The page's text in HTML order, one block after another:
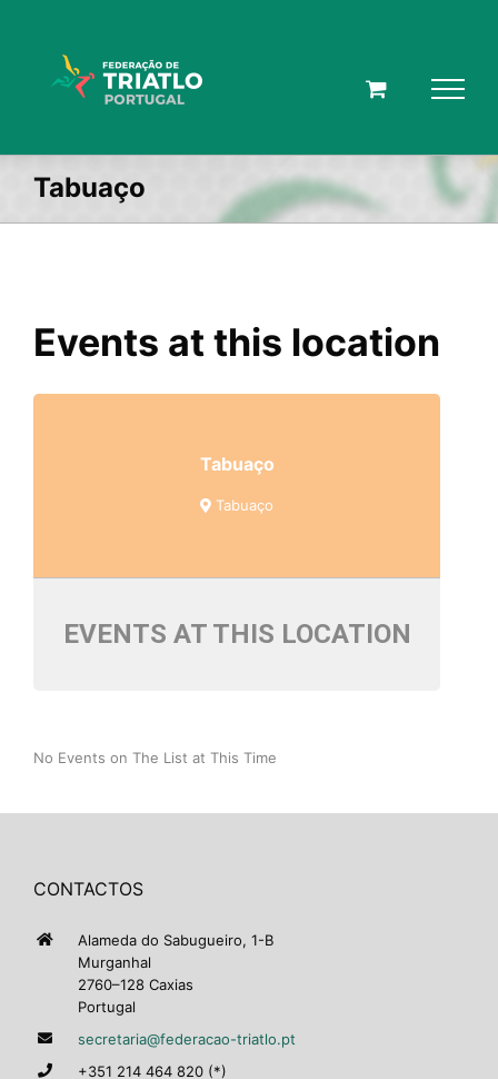
Tabuaço
Events at this location
Tabuaço
Tabuaço
EVENTS AT THIS LOCATION
No Events on The List at This Time
CONTACTOS
Alameda do Sabugueiro, 1-B
Murganhal
2760–128 Caxias
Portugal
secretaria@federacao-triatlo.pt
+351 214 464 820 (*)